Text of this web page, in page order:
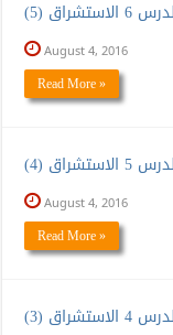
6 الاستشراق (5)
August 4, 2016
Read More »
5 الاستشراق (4)
August 4, 2016
Read More »
4 الاستشراق (3)